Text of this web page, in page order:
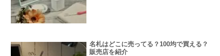
名札はどこに売ってる？100均で買える？
販売店を紹介